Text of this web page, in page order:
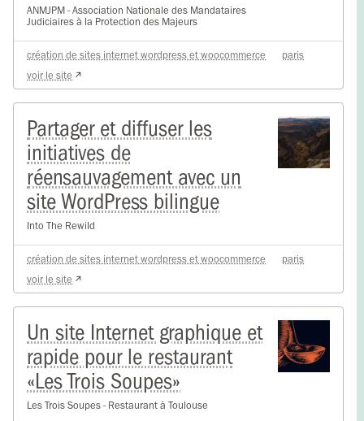
ANMJPM - Association Nationale des Mandataires
Judiciaires à la Protection des Majeurs
création de sites internet wordpress et woocommerce
paris
voir le site
Partager et diffuser les
initiatives de
réensauvagement avec un
site WordPress bilingue
Into The Rewild
création de sites internet wordpress et woocommerce
paris
voir le site
Un site Internet graphique et
rapide pour le restaurant
«Les Trois Soupes»
Les Trois Soupes - Restaurant à Toulouse